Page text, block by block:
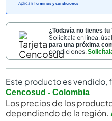
Aplican Términos y condiciones
¿Todavía no tienes
Solicítala en línea,
para una próxima
condiciones.
Este producto es vendido,
Cencosud - Colombia
Los precios de los
dependiendo de la región.